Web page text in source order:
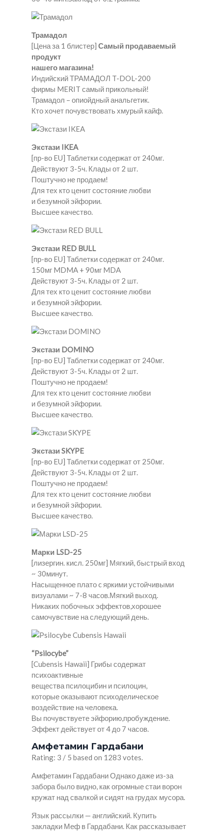
Трамадол
[Цена за 1 блистер] Самый продаваемый
продукт
нашего магазина!
Индийский ТРАМАДОЛ T-DOL-200
фирмы MERIT самый прикольный!
Трамадол – опиойдный анальгетик.
Кто хочет почувствовать хмурый кайф.
Экстази IKEA
[пр-во EU] Таблетки содержат от 240мг.
Действуют 3-5ч. Клады от 2 шт.
Поштучно не продаем!
Для тех кто ценит состояние любви
и безумной эйфории.
Высшее качество.
Экстази RED BULL
[пр-во EU] Таблетки содержат от 240мг.
150мг MDMA + 90мг MDA
Действуют 3-5ч. Клады от 2 шт.
Для тех кто ценит состояние любви
и безумной эйфории.
Высшее качество.
Экстази DOMINO
[пр-во EU] Таблетки содержат от 240мг.
Действуют 3-5ч. Клады от 2 шт.
Поштучно не продаем!
Для тех кто ценит состояние любви
и безумной эйфории.
Высшее качество.
Экстази SKYPE
[пр-во EU] Таблетки содержат от 250мг.
Действуют 3-5ч. Клады от 2 шт.
Поштучно не продаем!
Для тех кто ценит состояние любви
и безумной эйфории.
Высшее качество.
Марки LSD-25
[лизергин. кисл. 250мг] Мягкий, быстрый вход
~ 30минут.
Насыщенное плато c яркими устойчивыми
визуалами ~ 7-8 часов.Мягкий выход.
Никаких побочных эффектов,хорошее
самочувствие на следующий день.
“Psilocybe”
[Cubensis Hawaii] Грибы содержат
психоактивные
вещества псилоцибин и псилоцин,
которые оказывают психоделическое
воздействие на человека.
Вы почувствуете эйфорию,пробуждение.
Эффект действует от 4 до 7 часов.
Амфетамин Гардабани
Rating: 3 / 5 based on 1283 votes.
Амфетамин Гардабани Однако даже из-за
забора было видно, как огромные стаи ворон
кружат над свалкой и сидят на грудах мусора.
Язык рассылки — английский. Купить
закладки Меф в Гардабани. Как рассказывает